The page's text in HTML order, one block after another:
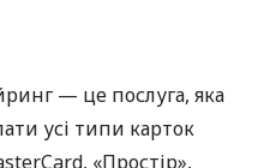
— це послуга, яка
усі типи карток
«Простір»,